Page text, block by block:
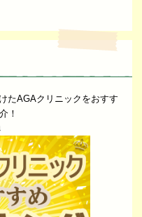
たAGAクリニックをおすす
！